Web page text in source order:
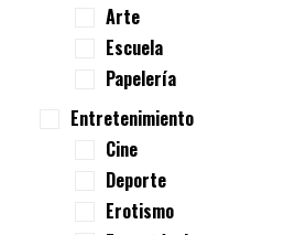
Arte
Escuela
Papelería
Entretenimiento
Cine
Deporte
Erotismo